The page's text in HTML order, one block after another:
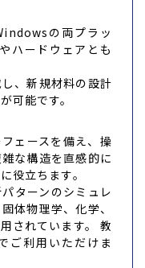
の両プラッ
ハードウェアとも
、新規材料の設計
可能です。
ェースを備え、操
な構造を直感的に
役立ちます。
ターンのシミュレ
体物理学、化学、
されています。 教
ご利用いただけま